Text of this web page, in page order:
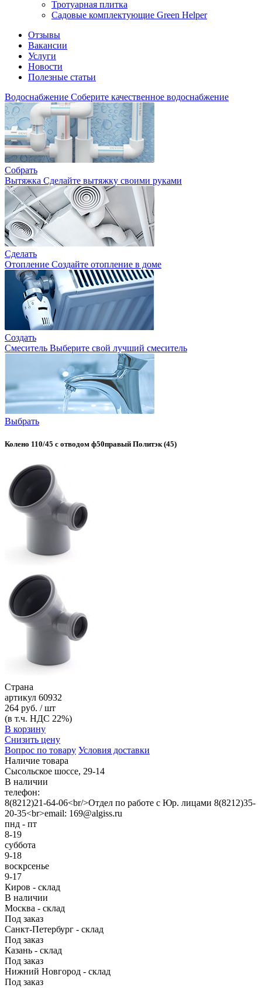
Тротуарная плитка
Садовые комплектующие Green Helper
Отзывы
Вакансии
Услуги
Новости
Полезные статьи
Водоснабжение Соберите качественное водоснабжение
Собрать
Вытяжка Сделайте вытяжку своими руками
Сделать
Отопление Создайте отопление в доме
Создать
Смеситель Выберите свой лучший смеситель
Выбрать
Колено 110/45 с отводом ф50правый Политэк (45)
Страна
артикул 60932
264 руб. / шт
(в т.ч. НДС 22%)
В корзину
Снизить цену
Вопрос по товару Условия доставки
Наличие товара
Сысольское шоссе, 29-14
В наличии
телефон:
8(8212)21-64-06<br/>Отдел по работе с Юр. лицами 8(8212)35-
20-35<br>email: 169@algiss.ru
пнд - пт
8-19
суббота
9-18
воскрсенье
9-17
Киров - склад
В наличии
Москва - склад
Под заказ
Санкт-Петербург - склад
Под заказ
Казань - склад
Под заказ
Нижний Новгород - склад
Под заказ